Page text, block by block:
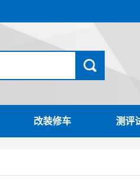
改装修车 测评